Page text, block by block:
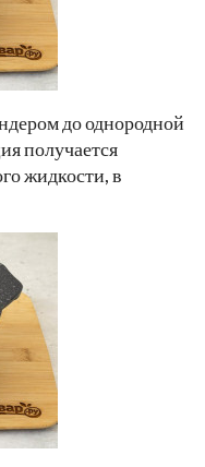
до однородной
получается
жидкости, в